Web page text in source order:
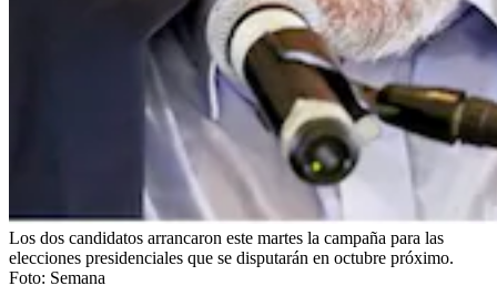
Los dos candidatos arrancaron este martes la campaña para las
elecciones presidenciales que se disputarán en octubre próximo.
Foto: Semana